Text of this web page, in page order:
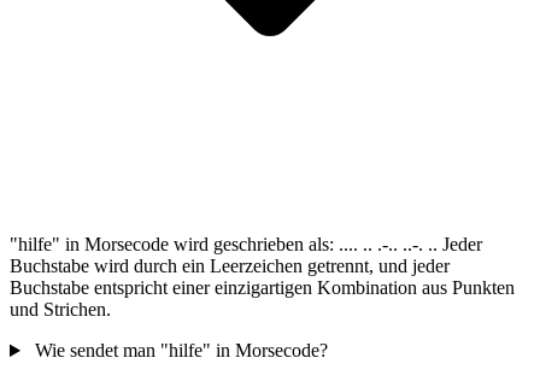
"hilfe" in Morsecode wird geschrieben als: .... .. .-.. ..-. .. Jeder
Buchstabe wird durch ein Leerzeichen getrennt, und jeder
Buchstabe entspricht einer einzigartigen Kombination aus Punkten
und Strichen.
Wie sendet man "hilfe" in Morsecode?